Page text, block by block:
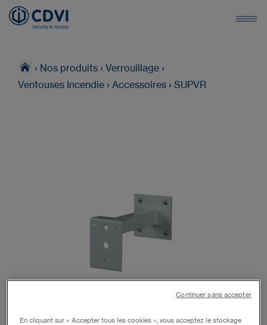
› Nos produits › Verrouillage ›
Ventouses Incendie › Accessoires › SUPVR
En cliquant sur « Accepter tous les cookies », vous acceptez le stockage
Continuer sans accepter